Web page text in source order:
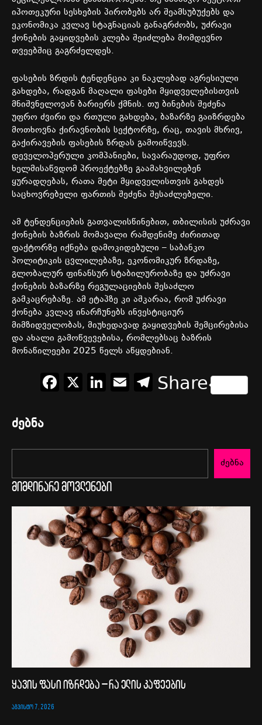
იპოთეკური სესხების პირობებს არ შეამსუბუქებს და
ეკონომიკა კვლავ სტაგნაციას განაგრძობს, უძრავი
ქონების გაყიდვების კლება შეიძლება მომდევნო
თვეებშიც გაგრძელდეს.
ფასების ზრდის ტენდენცია კი ნაკლებად აგრესიული
გახდება, რადგან მაღალი ფასები მყიდველებისთვის
მნიშვნელოვან ბარიერს ქმნის. თუ ბინების შეძენა
უფრო ძვირი და რთული გახდება, ბაზარზე გაიზრდება
მოთხოვნა ქირავნობის სექტორზე, რაც, თავის მხრივ,
გაქირავების ფასების ზრდას გამოიწვევს.
დეველოპერული კომპანიები, სავარაუდოდ, უფრო
ხელმისაწვდომ პროექტებზე გაამახვილებენ
ყურადღებას, რათა მეტი მყიდველისთვის გახდეს
საცხოვრებელი ფართის შეძენა შესაძლებელი.
ამ ტენდენციების გათვალისწინებით, თბილისის უძრავი
ქონების ბაზრის მომავალი რამდენიმე ძირითად
ფაქტორზე იქნება დამოკიდებული – საბანკო
პოლიტიკის ცვლილებაზე, ეკონომიკურ ზრდაზე,
გლობალურ ფინანსურ სტაბილურობაზე და უძრავი
ქონების ბაზარზე რეგულაციების შესაძლო
გამკაცრებაზე. ამ ეტაპზე კი აშკარაა, რომ უძრავი
ქონება კვლავ ინარჩუნებს ინვესტიციურ
მიმზიდველობას, მიუხედავად გაყიდვების შემცირებისა
და ახალი გამოწვევებისა, რომლებსაც ბაზრის
მონაწილეები 2025 წელს აწყდებიან.
Facebook
X LinkedIn
EmailTelegram
Share
ძებნა
ძებნა
მიმდინარე მოვლენები
ყავის ფასი იზრდება – რა ელის კაფეების
ᲐᲒᲕᲘᲡᲢᲝ 7, 2026